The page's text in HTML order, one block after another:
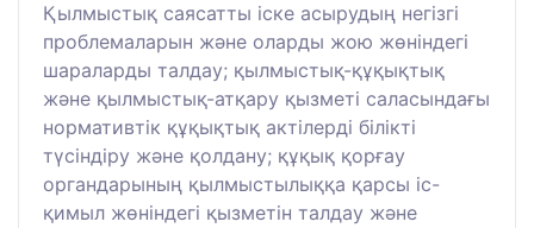
Қылмыстық саясатты іске асырудың негізгі
проблемаларын және оларды жою жөніндегі
шараларды талдау; қылмыстық-құқықтық
және қылмыстық-атқару қызметі саласындағы
нормативтік құқықтық актілерді білікті
түсіндіру және қолдану; құқық қорғау
органдарының қылмыстылыққа қарсы іс-
қимыл жөніндегі қызметін талдау және